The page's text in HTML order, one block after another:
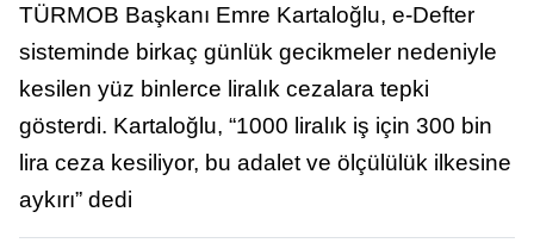
TÜRMOB Başkanı Emre Kartaloğlu, e-Defter
sisteminde birkaç günlük gecikmeler nedeniyle
kesilen yüz binlerce liralık cezalara tepki
gösterdi. Kartaloğlu, “1000 liralık iş için 300 bin
lira ceza kesiliyor, bu adalet ve ölçülülük ilkesine
aykırı” dedi